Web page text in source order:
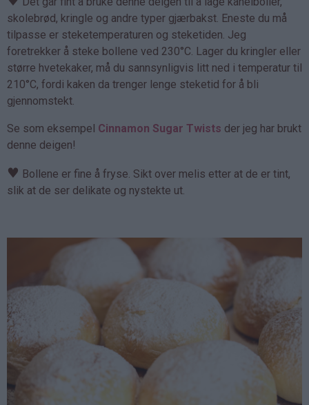
skolebrød, kringle og andre typer gjærbakst. Eneste du må
tilpasse er steketemperaturen og steketiden. Jeg
foretrekker å steke bollene ved 230°C. Lager du kringler eller
større hvetekaker, må du sannsynligvis litt ned i temperatur til
210°C, fordi kaken da trenger lenge steketid for å bli
gjennomstekt.
Se som eksempel Cinnamon Sugar Twists der jeg har brukt
denne deigen!
♥ Bollene er fine å fryse. Sikt over melis etter at de er tint,
slik at de ser delikate og nystekte ut.